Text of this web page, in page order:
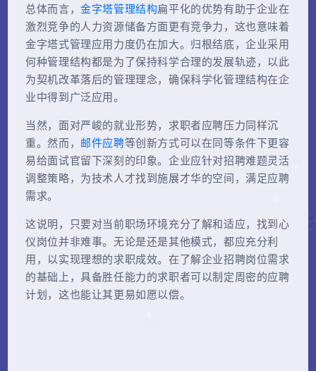
总体而言，金字塔管理结构扁平化的优势有助于企业在
激烈竞争的人力资源储备方面更有竞争力，这也意味着
金字塔式管理应用力度仍在加大。归根结底，企业采用
何种管理结构都是为了保持科学合理的发展轨迹，以此
为契机改革落后的管理理念，确保科学化管理结构在企
业中得到广泛应用。
当然，面对严峻的就业形势，求职者应聘压力同样沉
重。然而， 邮件应聘等创新方式可以在同等条件下更容
易给面试官留下深刻的印象。企业应针对招聘难题灵活
调整策略，为技术人才找到施展才华的空间，满足应聘
需求。
这说明，只要对当前职场环境充分了解和适应，找到心
仪岗位并非难事。无论是还是其他模式，都应充分利
用，以实现理想的求职成效。在了解企业招聘岗位需求
的基础上，具备胜任能力的求职者可以制定周密的应聘
计划，这也能让其更易如愿以偿。